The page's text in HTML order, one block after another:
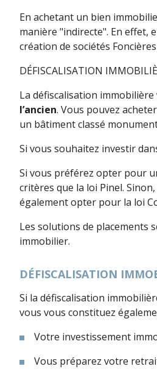
En achetant un bien
manière "indirecte". En effet,
création de sociétés
DÉFISCALISATION
La défiscalisation
l’ancien. Vous pouvez
un bâtiment classé
Si vous souhaitez investir
Si vous préférez opter pour
critères que la loi Pinel.
également opter pour la loi
Les solutions de
immobilier.
DÉFISCALISATION
Si la défiscalisation
vous vous constituez
Votre investissement
Vous préparez votre